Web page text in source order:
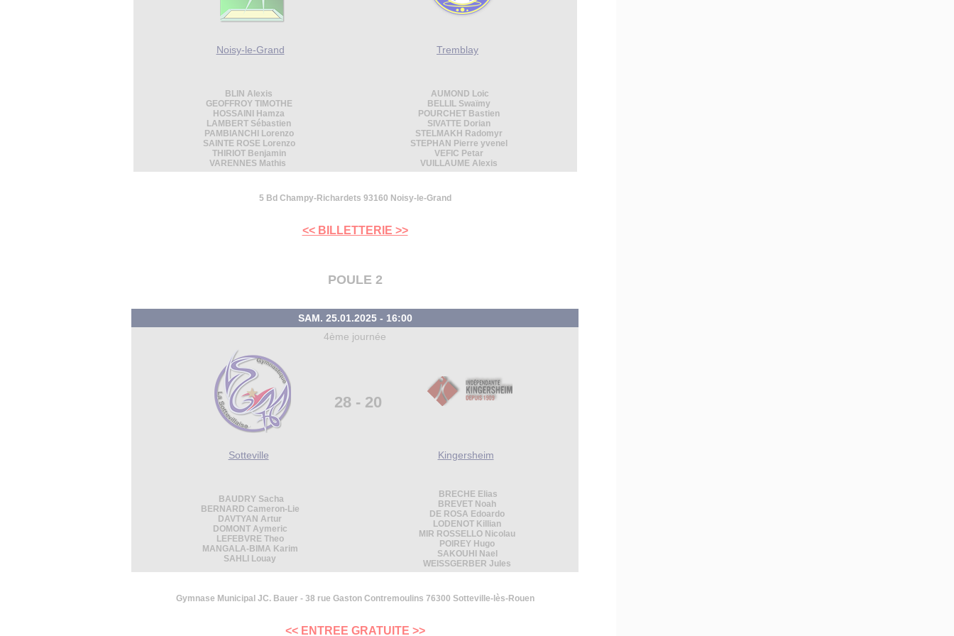
Noisy-le-Grand Tremblay
BLIN Alexis
GEOFFROY TIMOTHE
HOSSAINI Hamza
LAMBERT Sébastien
PAMBIANCHI Lorenzo
SAINTE ROSE Lorenzo
THIRIOT Benjamin
VARENNES Mathis
AUMOND Loic
BELLIL Swaïmy
POURCHET Bastien
SIVATTE Dorian
STELMAKH Radomyr
STEPHAN Pierre yvenel
VEFIC Petar
VUILLAUME Alexis
5 Bd Champy-Richardets 93160 Noisy-le-Grand
<< BILLETTERIE >>
POULE 2
SAM. 25.01.2025 - 16:00
4ème journée
28 - 20
Sotteville Kingersheim
BAUDRY Sacha
BERNARD Cameron-Lie
DAVTYAN Artur
DOMONT Aymeric
LEFEBVRE Theo
MANGALA-BIMA Karim
SAHLI Louay
BRECHE Elias
BREVET Noah
DE ROSA Edoardo
LODENOT Killian
MIR ROSSELLO Nicolau
POIREY Hugo
SAKOUHI Nael
WEISSGERBER Jules
Gymnase Municipal JC. Bauer - 38 rue Gaston Contremoulins 76300 Sotteville-lès-Rouen
<< ENTREE GRATUITE >>